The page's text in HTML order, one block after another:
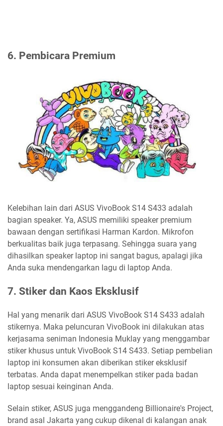
6. Pembicara Premium
Kelebihan lain dari ASUS VivoBook S14 S433 adalah
bagian speaker. Ya, ASUS memiliki speaker premium
bawaan dengan sertifikasi Harman Kardon. Mikrofon
berkualitas baik juga terpasang. Sehingga suara yang
dihasilkan speaker laptop ini sangat bagus, apalagi jika
Anda suka mendengarkan lagu di laptop Anda.
7. Stiker dan Kaos Eksklusif
Hal yang menarik dari ASUS VivoBook S14 S433 adalah
stikernya. Maka peluncuran VivoBook ini dilakukan atas
kerjasama seniman Indonesia Muklay yang menggambar
stiker khusus untuk VivoBook S14 S433. Setiap pembelian
laptop ini konsumen akan diberikan stiker eksklusif
terbatas. Anda dapat menempelkan stiker pada badan
laptop sesuai keinginan Anda.
Selain stiker, ASUS juga menggandeng Billionaire's Project,
brand asal Jakarta yang cukup dikenal di kalangan anak